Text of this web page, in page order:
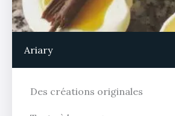
Ariary
Des créations originales